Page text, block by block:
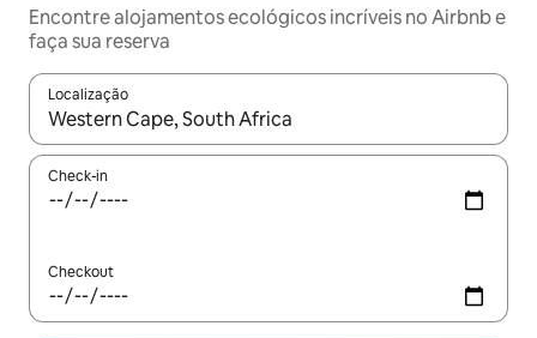
Encontre alojamentos ecológicos incríveis no Airbnb e
faça sua reserva
Localização
Quando os resultados estiverem disponíveis, explore-os
Check-in
Checkout